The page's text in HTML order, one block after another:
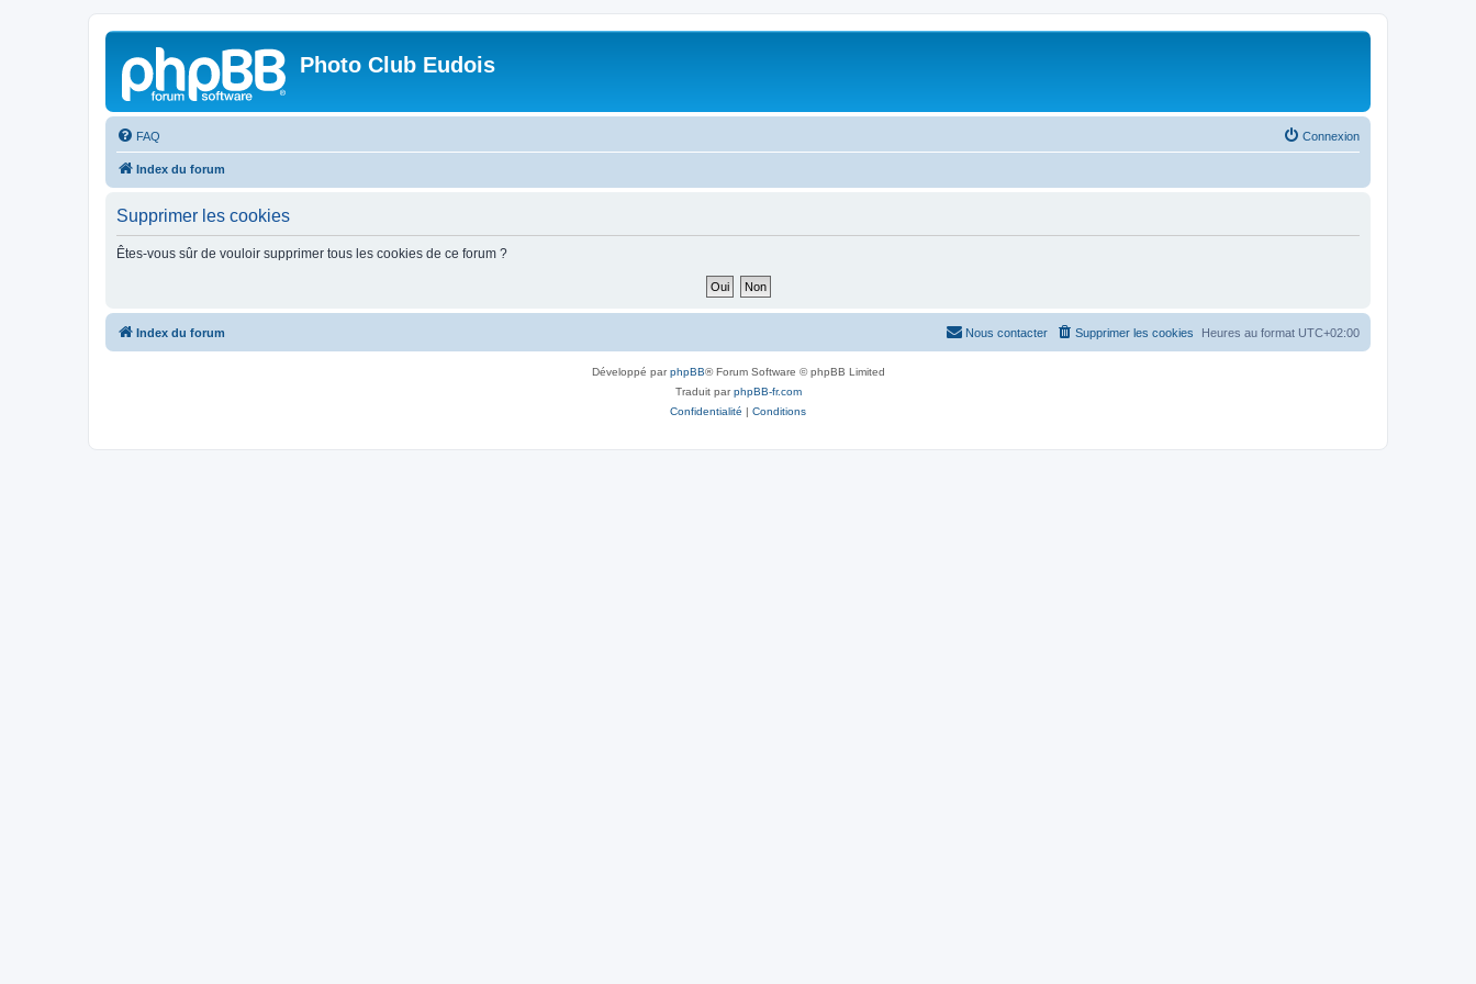
Photo Club Eudois
FAQ Connexion
Index du forum
Supprimer les cookies
Êtes-vous sûr de vouloir supprimer tous les cookies de ce forum ?
Index du forum Heures au format UTC+02:00
Supprimer les cookies
Nous contacter
Développé parphpBB® Forum Software © phpBB Limited
Traduit parphpBB-fr.com
Confidentialité | Conditions